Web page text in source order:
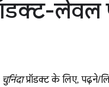
चुनिंदाप्रॉडक्ट के लिए, पढ़ने/